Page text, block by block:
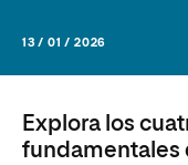
13 / 01 / 2026
Explora los
fundamentales